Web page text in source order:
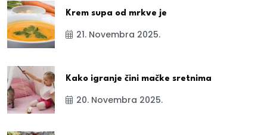
Krem supa od mrkve je
21. Novembra 2025.
Kako igranje čini mačke sretnima
20. Novembra 2025.